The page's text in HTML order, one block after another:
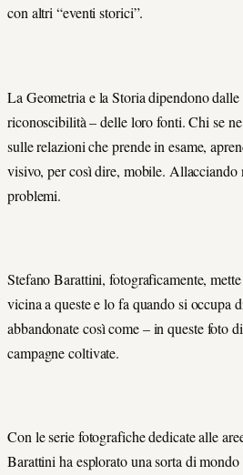
con altri “eventi storici”.
La Geometria e la Storia dipendono
riconoscibilità – delle loro fonti. Chi se
sulle relazioni che prende in esame,
visivo, per così dire, mobile. Allacciando
problemi.
Stefano Barattini, fotograficamente,
vicina a queste e lo fa quando si occupa
abbandonate così come – in queste foto
campagne coltivate.
Con le serie fotografiche dedicate alle
Barattini ha esplorato una sorta di